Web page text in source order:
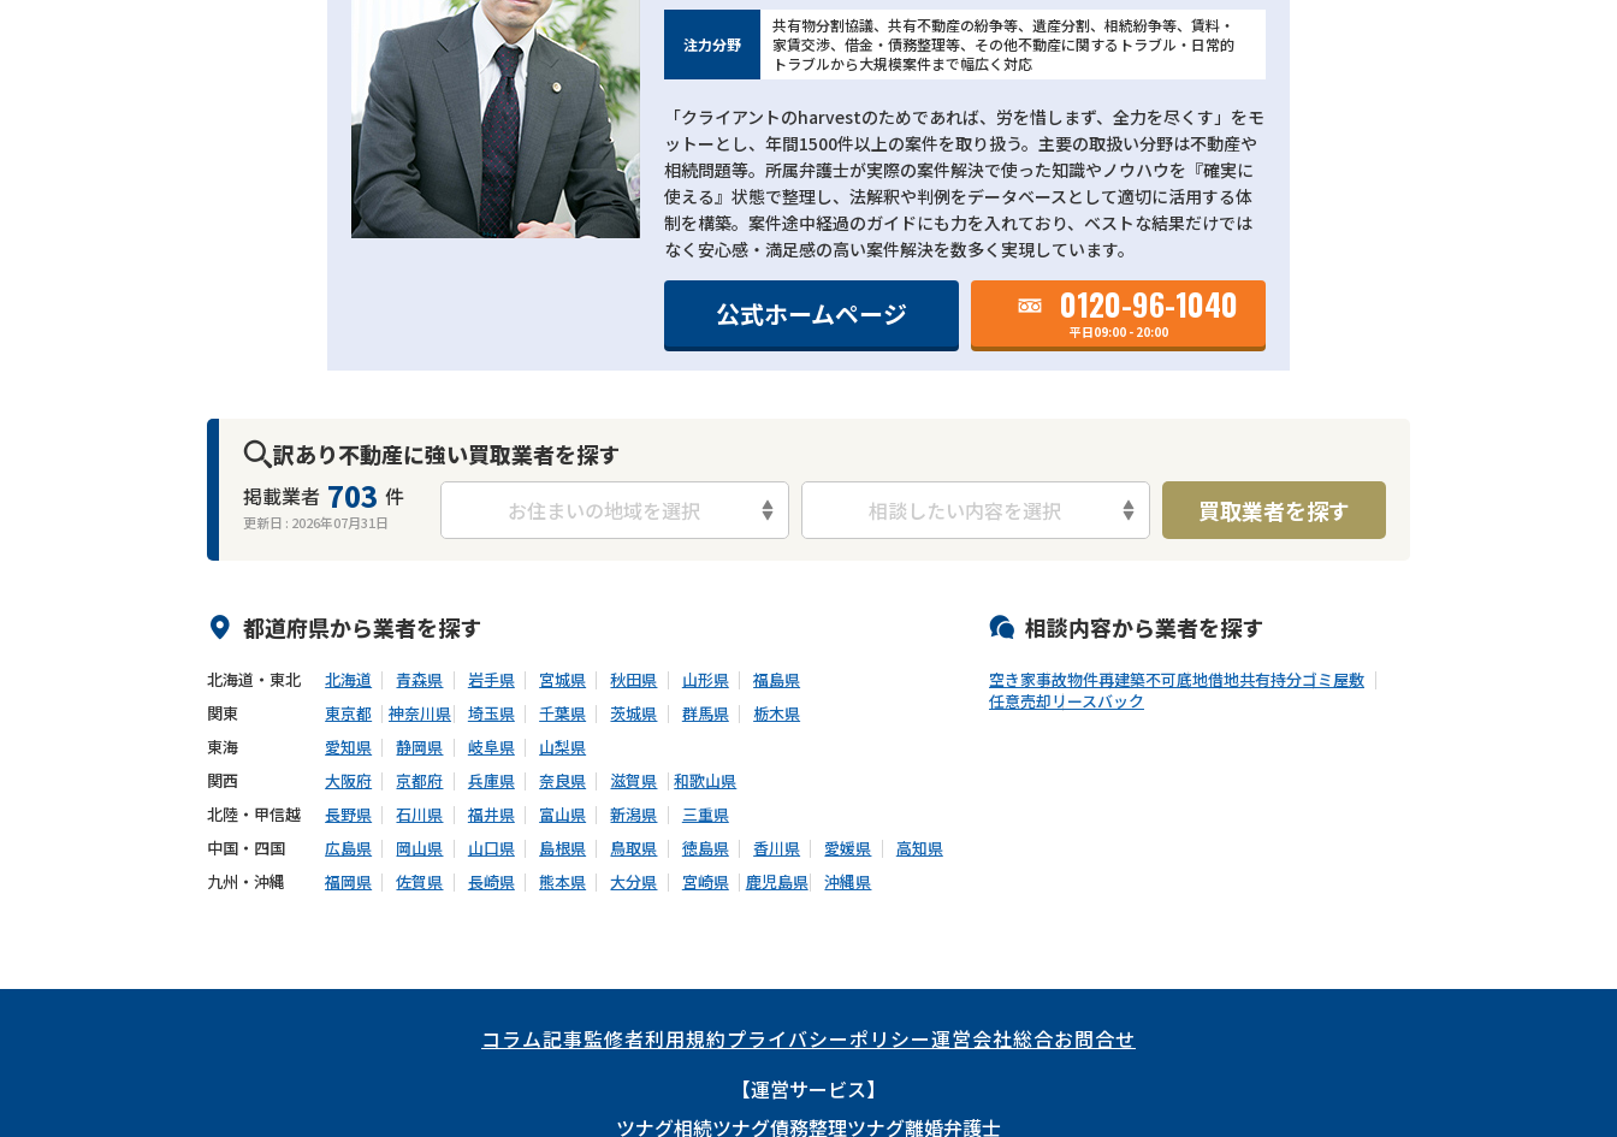
注力分野
共有物分割協議、共有不動産の紛争等、遺産分割、相続紛争等、賃料・
家賃交渉、借金・債務整理等、その他不動産に関するトラブル・日常的
トラブルから大規模案件まで幅広く対応
「クライアントのharvestのためであれば、労を惜しまず、全力を尽くす」をモ
ットーとし、年間1500件以上の案件を取り扱う。主要の取扱い分野は不動産や
相続問題等。所属弁護士が実際の案件解決で使った知識やノウハウを『確実に
使える』状態で整理し、法解釈や判例をデータベースとして適切に活用する体
制を構築。案件途中経過のガイドにも力を入れており、ベストな結果だけでは
なく安心感・満足感の高い案件解決を数多く実現しています。
公式ホームページ 0120-96-1040
平日09:00 - 20:00
訳あり不動産に強い買取業者を探す
掲載業者 703 件
更新日 : 2026年07月31日 お住まいの地域を選択 相談したい内容を選択 買取業者を探す
都道府県から業者を探す
北海道・東北 北海道 青森県 岩手県 宮城県 秋田県 山形県
福島県
関東
東京都 神奈川県 埼玉県 千葉県 茨城県 群馬県
栃木県
東海
愛知県 静岡県 岐阜県
山梨県
関西
大阪府 京都府 兵庫県 奈良県 滋賀県
和歌山県
北陸・甲信越
長野県 石川県 福井県 富山県 新潟県
三重県
中国・四国
広島県 岡山県 山口県 島根県 鳥取県 徳島県 香川県 愛媛県
高知県
九州・沖縄
福岡県 佐賀県 長崎県 熊本県 大分県 宮崎県 鹿児島県 沖縄県
相談内容から業者を探す
空き家事故物件再建築不可底地借地共有持分ゴミ屋敷
任意売却リースバック
コラム記事監修者利用規約プライバシーポリシー運営会社総合お問合せ
【運営サービス】
ツナグ相続ツナグ債務整理ツナグ離婚弁護士